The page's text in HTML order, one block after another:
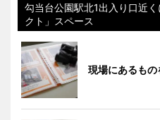
勾当台公園駅北1出入り口近
クト」スペース
現場にあるもの